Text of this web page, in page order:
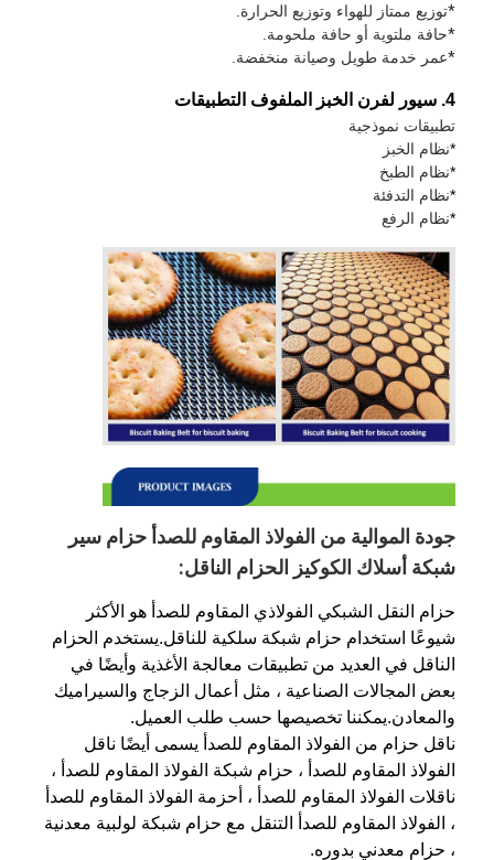
*توزيع ممتاز للهواء وتوزيع الحرارة.
*حافة ملتوية أو حافة ملحومة.
*عمر خدمة طويل وصيانة منخفضة.
4. سيور لفرن الخبز الملفوف التطبيقات
تطبيقات نموذجية
*نظام الخبز
*نظام الطبخ
*نظام التدفئة
*نظام الرفع
جودة الموالية من الفولاذ المقاوم للصدأ حزام سير
شبكة أسلاك الكوكيز الحزام الناقل:
حزام النقل الشبكي الفولاذي المقاوم للصدأ هو الأكثر
شيوعًا استخدام حزام شبكة سلكية للناقل.يستخدم الحزام
الناقل في العديد من تطبيقات معالجة الأغذية وأيضًا في
بعض المجالات الصناعية ، مثل أعمال الزجاج والسيراميك
والمعادن.يمكننا تخصيصها حسب طلب العميل.
ناقل حزام من الفولاذ المقاوم للصدأ يسمى أيضًا ناقل
الفولاذ المقاوم للصدأ ، حزام شبكة الفولاذ المقاوم للصدأ ،
ناقلات الفولاذ المقاوم للصدأ ، أحزمة الفولاذ المقاوم للصدأ
، الفولاذ المقاوم للصدأ التنقل مع حزام شبكة لولبية معدنية
، حزام معدني بدوره.